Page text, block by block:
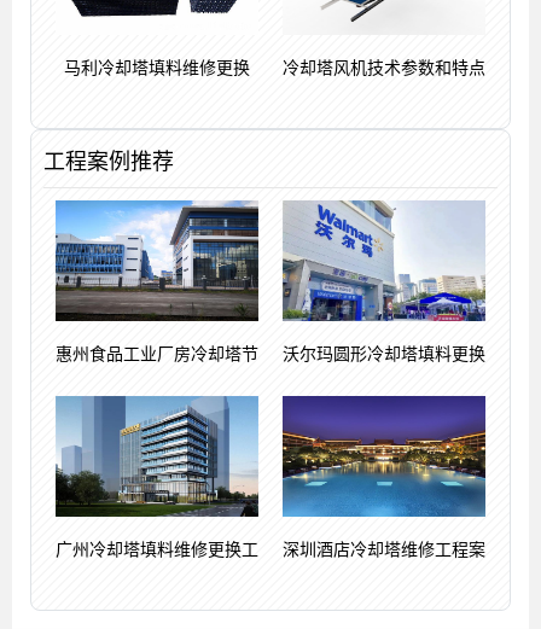
马利冷却塔填料维修更换 冷却塔风机技术参数和特点
工程案例推荐
惠州食品工业厂房冷却塔节 沃尔玛圆形冷却塔填料更换
广州冷却塔填料维修更换工 深圳酒店冷却塔维修工程案